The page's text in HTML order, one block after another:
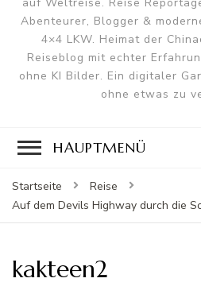
Abenteurer, Blogger &
4×4 LKW. Heimat der
Reiseblog mit echter
ohne KI Bilder. Ein digitaler
ohne etwas zu
HAUPTMENÜ
Startseite
Reise
Auf dem Devils Highway durch die
kakteen2